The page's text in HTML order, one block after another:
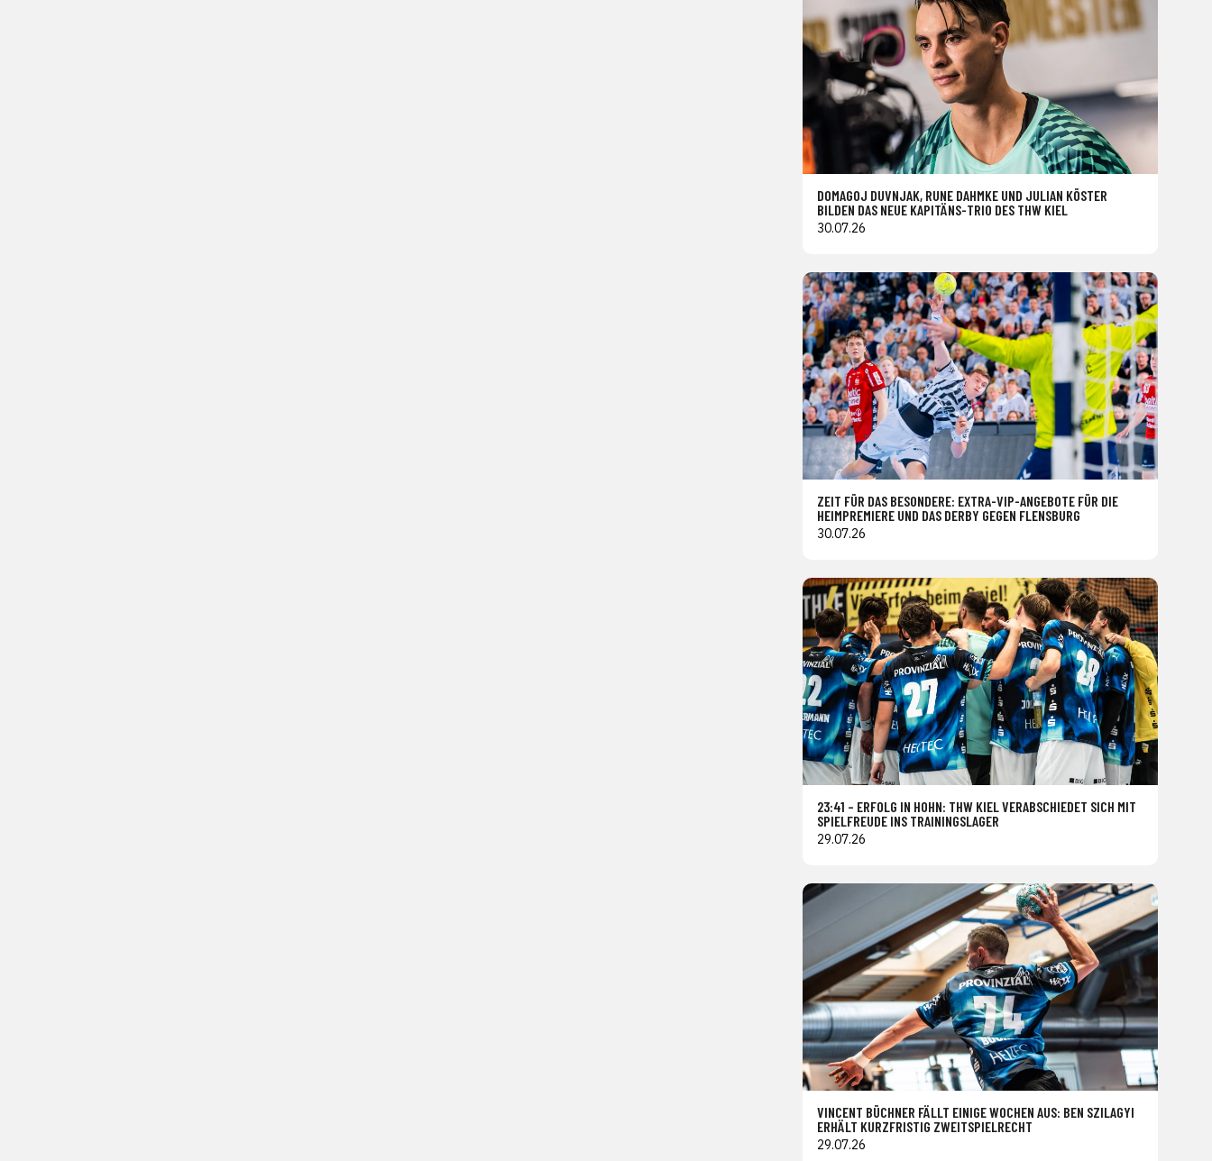
DOMAGOJ DUVNJAK, RUNE DAHMKE UND JULIAN KÖSTER
BILDEN DAS NEUE KAPITÄNS-TRIO DES THW KIEL
30.07.26
ZEIT FÜR DAS BESONDERE: EXTRA-VIP-ANGEBOTE FÜR DIE
HEIMPREMIERE UND DAS DERBY GEGEN FLENSBURG
30.07.26
23:41 – ERFOLG IN HOHN: THW KIEL VERABSCHIEDET SICH MIT
SPIELFREUDE INS TRAININGSLAGER
29.07.26
VINCENT BÜCHNER FÄLLT EINIGE WOCHEN AUS: BEN SZILAGYI
ERHÄLT KURZFRISTIG ZWEITSPIELRECHT
29.07.26